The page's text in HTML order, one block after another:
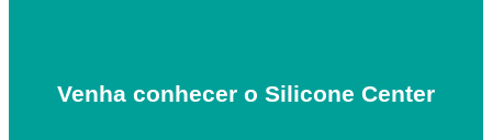
Venha conhecer o Silicone Center